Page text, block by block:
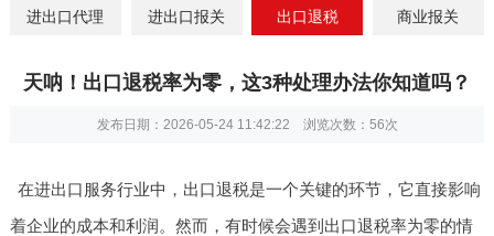
进出口代理 进出口报关 出口退税 商业报关
天呐！出口退税率为零，这3种处理办法你知道吗？
发布日期：2026-05-24 11:42:22 浏览次数： 56次
在进出口服务行业中，出口退税是一个关键的环节，它直接影响
着企业的成本和利润。然而，有时候会遇到出口退税率为零的情